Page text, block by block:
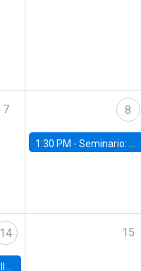
7 8
1:30 PM -Seminario: “Recuperando la humanidad para progresar en la era de la IA»
14 15